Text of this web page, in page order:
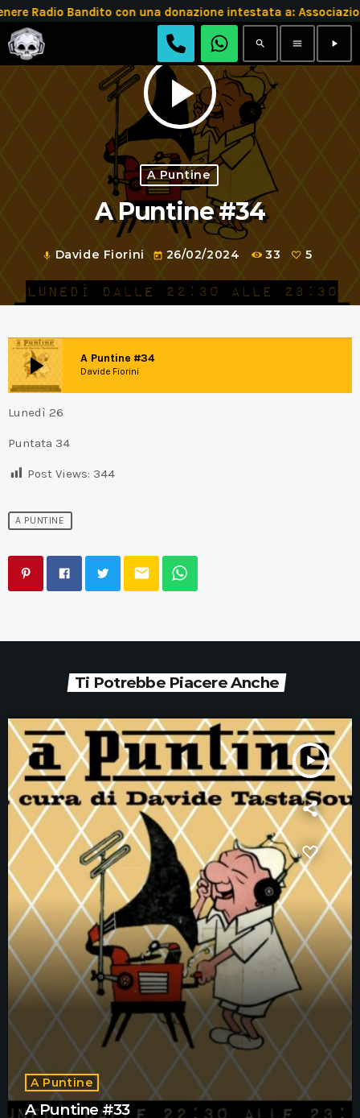
Bandito con una donazione intestata a:
search menu play_arrow
play_arrow
A Puntine
A Puntine #34
mic Davide Fiorini today 26/02/2024 33 5
play_arrow A Puntine #34
Davide Fiorini
Lunedì 26
Puntata 34
Post Views: 344
A PUNTINE
email
Ti Potrebbe Piacere Anche
play_arrow
A Puntine
A Puntine #33